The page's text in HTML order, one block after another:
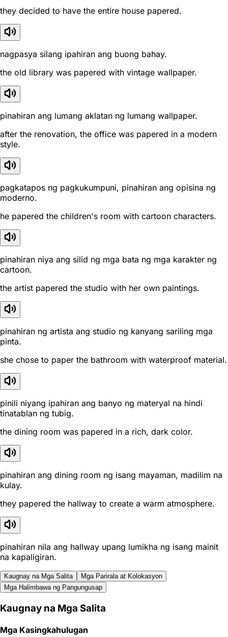
they decided to have the entire house papered.
nagpasya silang ipahiran ang buong bahay.
the old library was papered with vintage wallpaper.
pinahiran ang lumang aklatan ng lumang wallpaper.
after the renovation, the office was papered in a modern
style.
pagkatapos ng pagkukumpuni, pinahiran ang opisina ng
moderno.
he papered the children's room with cartoon characters.
pinahiran niya ang silid ng mga bata ng mga karakter ng
cartoon.
the artist papered the studio with her own paintings.
pinahiran ng artista ang studio ng kanyang sariling mga
pinta.
she chose to paper the bathroom with waterproof material.
pinili niyang ipahiran ang banyo ng materyal na hindi
tinatablan ng tubig.
the dining room was papered in a rich, dark color.
pinahiran ang dining room ng isang mayaman, madilim na
kulay.
they papered the hallway to create a warm atmosphere.
pinahiran nila ang hallway upang lumikha ng isang mainit
na kapaligiran.
Kaugnay na Mga Salita
Mga Parirala at Kolokasyon
Mga Halimbawa ng Pangungusap
Kaugnay na Mga Salita
Mga Kasingkahulugan